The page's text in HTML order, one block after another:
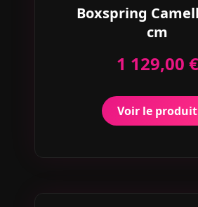
Boxspring
cm
1 129,00 €
Voir le produit